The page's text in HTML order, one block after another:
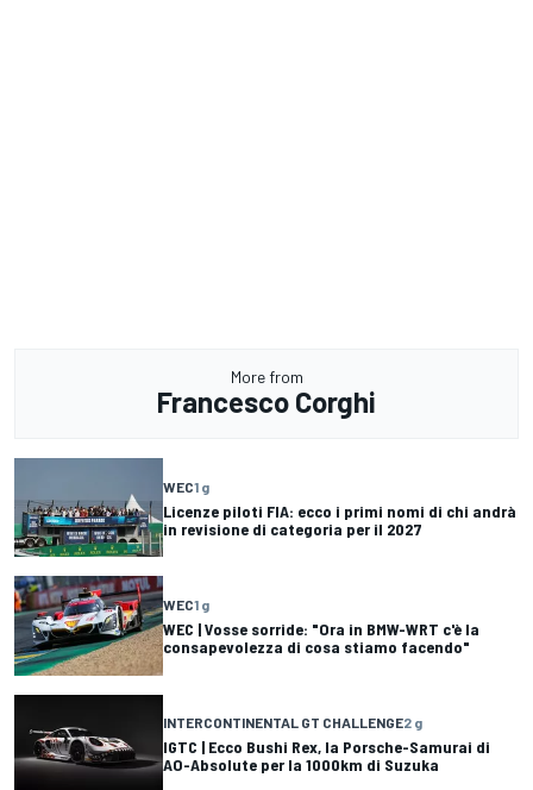
More from
Francesco Corghi
WEC1 g
Licenze piloti FIA: ecco i primi nomi di chi andrà
in revisione di categoria per il 2027
WEC1 g
WEC | Vosse sorride: "Ora in BMW-WRT c'è la
consapevolezza di cosa stiamo facendo"
INTERCONTINENTAL GT CHALLENGE2 g
IGTC | Ecco Bushi Rex, la Porsche-Samurai di
AO-Absolute per la 1000km di Suzuka